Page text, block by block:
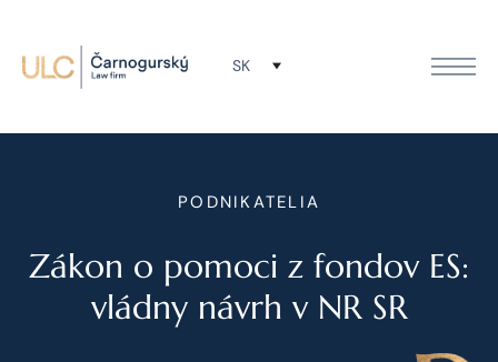
SK
PODNIKATELIA
Zákon o pomoci z fondov ES:
vládny návrh v NR SR